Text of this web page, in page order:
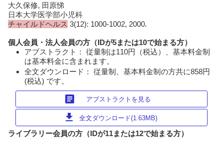
大久保修, 田原悌
日本大学医学部小児科
チャイルドヘルス 3(12): 1000-1002, 2000.
個人会員・法人会員の方（IDが5または10で始まる方）
アブストラクト： 従量制は110円（税込）、基本料金制
は基本料金に含まれます。
全文ダウンロード： 従量制、基本料金制の方共に858円
(税込) です。
article アブストラクトを見る
download 全文ダウンロード(1.63MB)
ライブラリー会員の方（IDが11または12で始まる方）